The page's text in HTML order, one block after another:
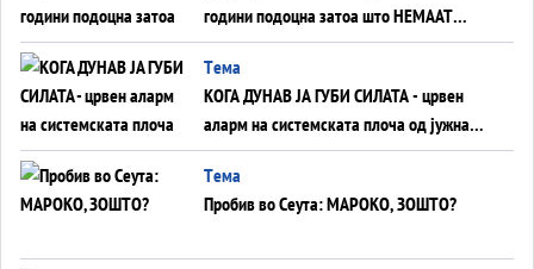
години подоцна затоа што НЕМААТ
ВНУЦИ ДА ГИ ЗАМЕНАТ
Tема
КОГА ДУНАВ ЈА ГУБИ СИЛАТА - црвен
аларм на системската плоча од јужна
Германија до Црното Море...
Tема
Пробив во Сеута: МАРОКО, ЗОШТО?